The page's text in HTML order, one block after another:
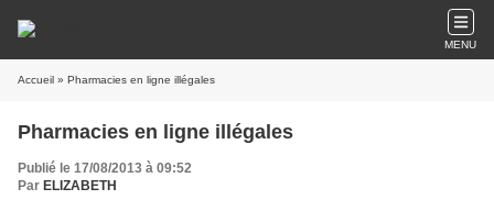
MENU
Accueil » Pharmacies en ligne illégales
Pharmacies en ligne illégales
Publié le 17/08/2013 à 09:52
Par ELIZABETH